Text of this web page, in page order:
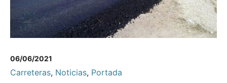
06/06/2021
Carreteras, Noticias, Portada